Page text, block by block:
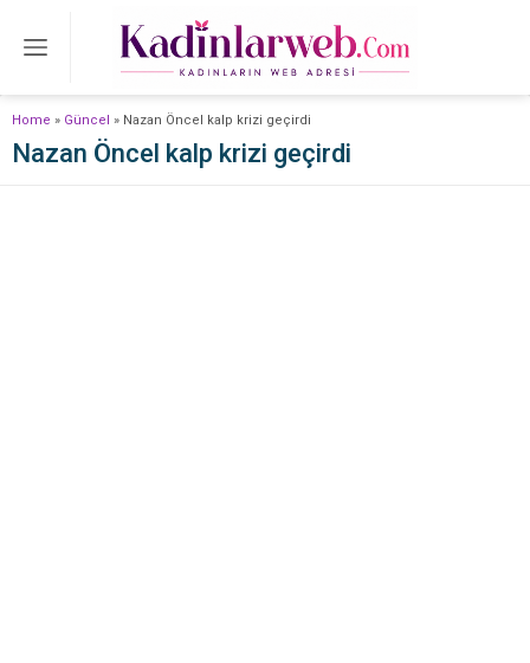
Home » Güncel » Nazan Öncel kalp krizi geçirdi
Nazan Öncel kalp krizi geçirdi